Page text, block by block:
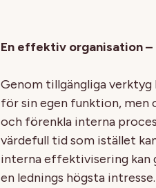
En effektiv organisation
Genom tillgängliga
för sin egen funktion, men
och förenkla interna
värdefull tid som istället
interna effektivisering kan
en lednings högsta intresse.